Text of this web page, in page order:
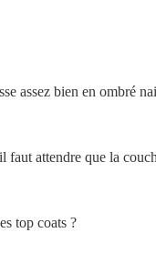
assez bien en ombré
attendre que la
top coats ?